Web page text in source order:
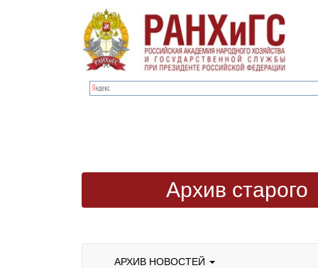
Архив старого
АРХИВ НОВОСТЕЙ